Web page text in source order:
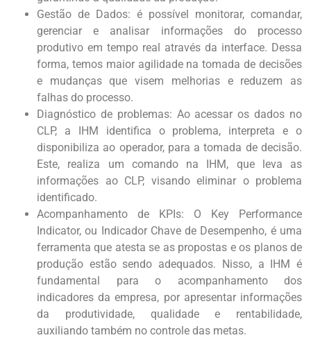
Gestão de Dados: é possível monitorar, comandar,
gerenciar e analisar informações do processo
produtivo em tempo real através da interface. Dessa
forma, temos maior agilidade na tomada de decisões
e mudanças que visem melhorias e reduzem as
falhas do processo.
Diagnóstico de problemas: Ao acessar os dados no
CLP, a IHM identifica o problema, interpreta e o
disponibiliza ao operador, para a tomada de decisão.
Este, realiza um comando na IHM, que leva as
informações ao CLP, visando eliminar o problema
identificado.
Acompanhamento de KPIs: O Key Performance
Indicator, ou Indicador Chave de Desempenho, é uma
ferramenta que atesta se as propostas e os planos de
produção estão sendo adequados. Nisso, a IHM é
fundamental para o acompanhamento dos
indicadores da empresa, por apresentar informações
da produtividade, qualidade e rentabilidade,
auxiliando também no controle das metas.